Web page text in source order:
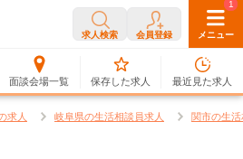
求人検索 会員登録 メニュー
面談会場一覧
0
保存した求人
1
最近見た求人
求人 岐阜県の生活相談員求人 関市の生